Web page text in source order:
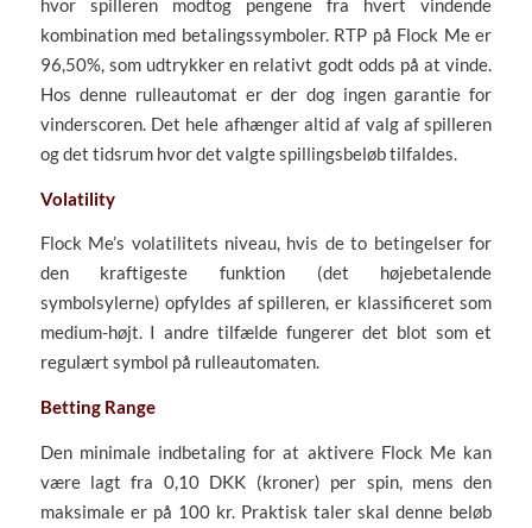
hvor spilleren modtog pengene fra hvert vindende
kombination med betalingssymboler. RTP på Flock Me er
96,50%, som udtrykker en relativt godt odds på at vinde.
Hos denne rulleautomat er der dog ingen garantie for
vinderscoren. Det hele afhænger altid af valg af spilleren
og det tidsrum hvor det valgte spillingsbeløb tilfaldes.
Volatility
Flock Me’s volatilitets niveau, hvis de to betingelser for
den kraftigeste funktion (det højebetalende
symbolsylerne) opfyldes af spilleren, er klassificeret som
medium-højt. I andre tilfælde fungerer det blot som et
regulært symbol på rulleautomaten.
Betting Range
Den minimale indbetaling for at aktivere Flock Me kan
være lagt fra 0,10 DKK (kroner) per spin, mens den
maksimale er på 100 kr. Praktisk taler skal denne beløb